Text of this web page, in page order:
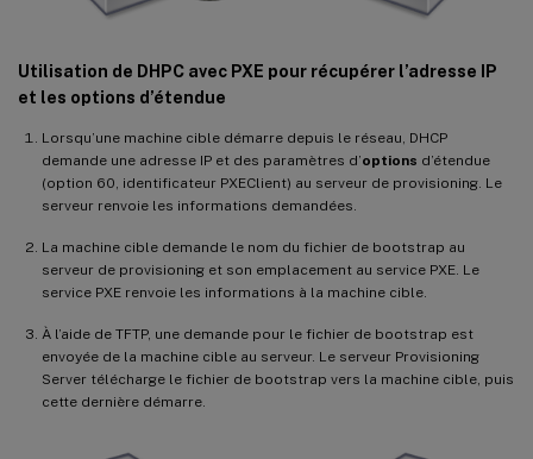
Utilisation de DHPC avec PXE pour récupérer l’adresse IP
et les options d’étendue
Lorsqu’une machine cible démarre depuis le réseau, DHCP
demande une adresse IP et des paramètres d’options d’étendue
(option 60, identificateur PXEClient) au serveur de provisioning. Le
serveur renvoie les informations demandées.
La machine cible demande le nom du fichier de bootstrap au
serveur de provisioning et son emplacement au service PXE. Le
service PXE renvoie les informations à la machine cible.
À l’aide de TFTP, une demande pour le fichier de bootstrap est
envoyée de la machine cible au serveur. Le serveur Provisioning
Server télécharge le fichier de bootstrap vers la machine cible, puis
cette dernière démarre.